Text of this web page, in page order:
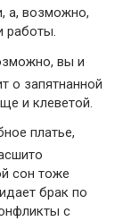
а, возможно,
работы.
вы и
о запятнанной
и клеветой.
платье,
сон тоже
брак по
с